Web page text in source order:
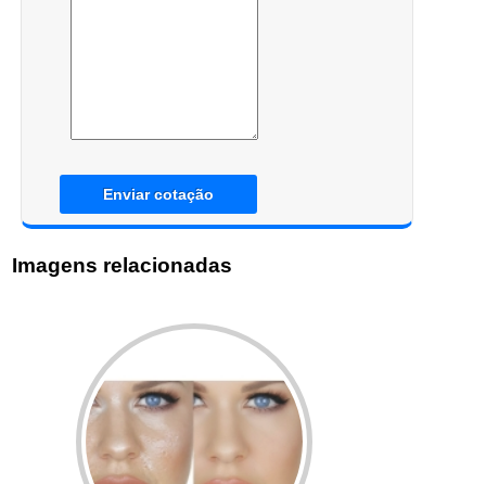
Enviar cotação
Imagens relacionadas